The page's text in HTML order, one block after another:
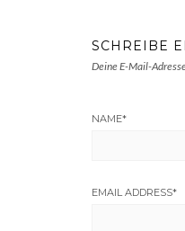
SCHREIBE
Deine E-Mail-
NAME*
EMAIL ADDRESS*